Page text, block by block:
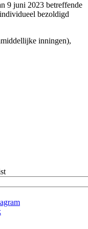
9 juni 2023 betreffende
bezoldigd
inningen),